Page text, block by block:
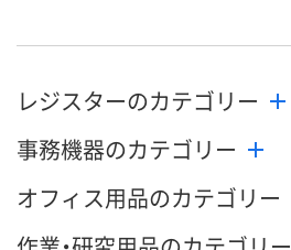
レジスターのカテゴリー
事務機器のカテゴリー
オフィス用品のカテゴリー